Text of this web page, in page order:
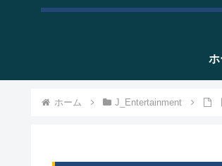
ホ
ホーム J_Entertainment